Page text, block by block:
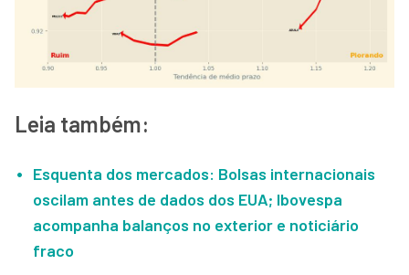
Leia também:
Esquenta dos mercados: Bolsas internacionais
oscilam antes de dados dos EUA; Ibovespa
acompanha balanços no exterior e noticiário
fraco